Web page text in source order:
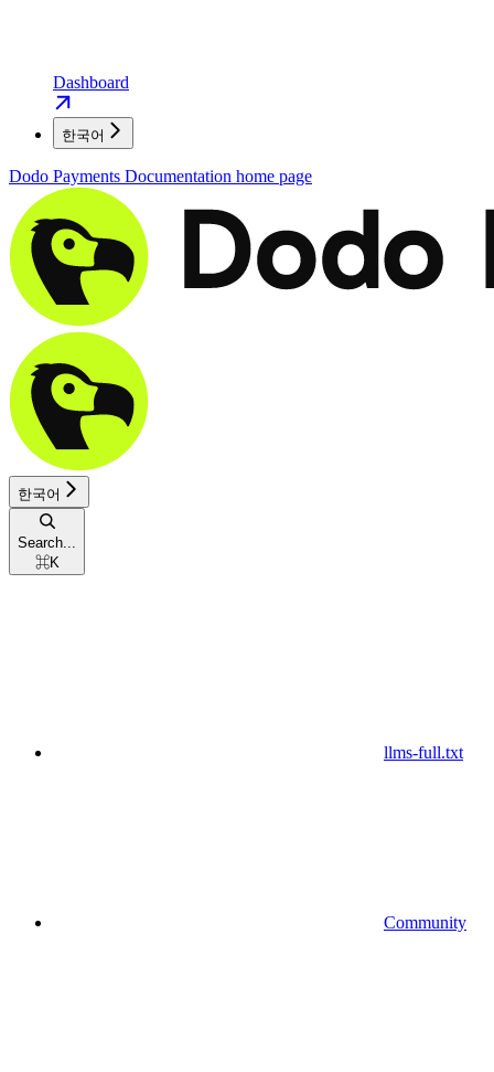
Dashboard
한국어
Dodo Payments Documentation home page
한국어
Search...
⌘K
llms-full.txt
Community